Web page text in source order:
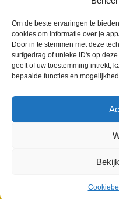
Om de beste ervaringen te
cookies om informatie over je
Door in te stemmen met deze
surfgedrag of unieke ID's op
geeft of uw toestemming intrekt,
bepaalde functies en
VV Reiger Boys
De Wending, Lotte
1705 NA Heerhugowaard
Google maps route
Reglementen